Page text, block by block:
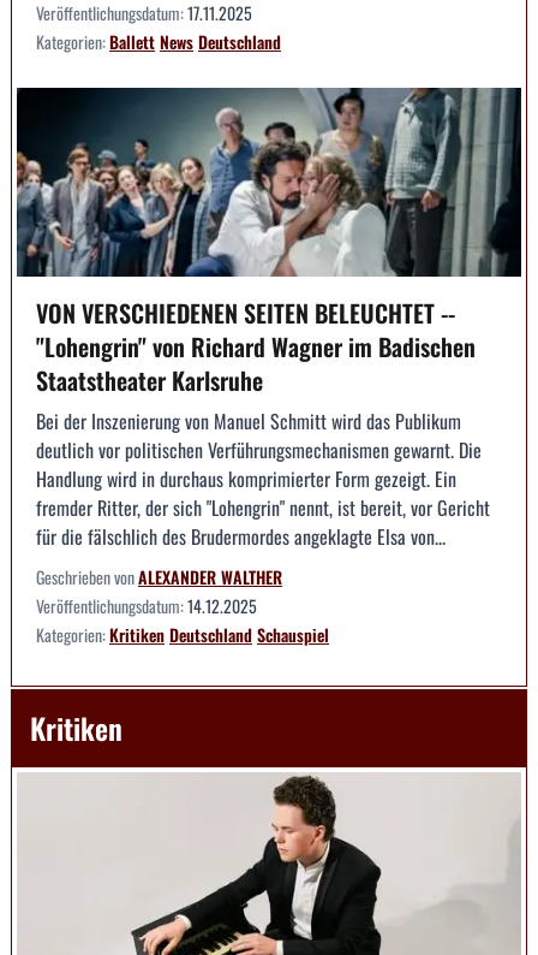
Veröffentlichungsdatum:17.11.2025
Kategorien:BallettNewsDeutschland
VON VERSCHIEDENEN SEITEN BELEUCHTET --
"Lohengrin" von Richard Wagner im Badischen
Staatstheater Karlsruhe
Bei der Inszenierung von Manuel Schmitt wird das Publikum
deutlich vor politischen Verführungsmechanismen gewarnt. Die
Handlung wird in durchaus komprimierter Form gezeigt. Ein
fremder Ritter, der sich "Lohengrin" nennt, ist bereit, vor Gericht
für die fälschlich des Brudermordes angeklagte Elsa von...
Geschrieben vonALEXANDER WALTHER
Veröffentlichungsdatum:14.12.2025
Kategorien:KritikenDeutschlandSchauspiel
Kritiken